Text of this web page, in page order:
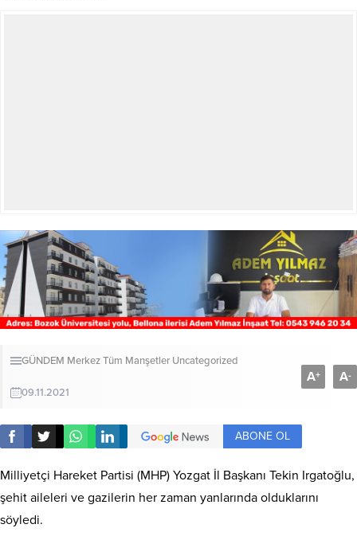
GÜNDEM MerkezTüm Manşetler Uncategorized
09.11.2021
A+ A-
ABONE OL
Milliyetçi Hareket Partisi (MHP) Yozgat İl Başkanı Tekin Irgatoğlu,
şehit aileleri ve gazilerin her zaman yanlarında olduklarını
söyledi.